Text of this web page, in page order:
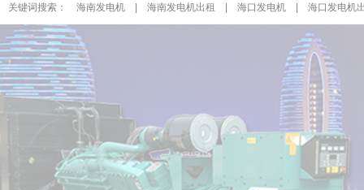
关键词搜索： 海南发电机 海南发电机出租 海口发电机 海口发电机